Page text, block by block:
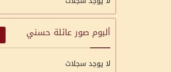
ألبوم صور عائلة حسني
لا يوجد سجلات